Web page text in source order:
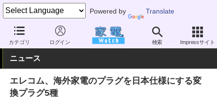
Powered by Translate
カテゴリ ログイン 検索 Impressサイト
家電 Watch 生活家電 電池・タップ その他
ニュース
エレコム、海外家電のプラグを日本仕様にする変
換プラグ5種